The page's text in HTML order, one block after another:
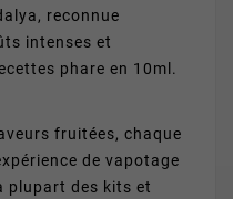
reconnue
intenses et
phare en 10ml.
fruitées, chaque
de vapotage
plupart des kits et